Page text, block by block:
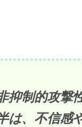
抑制的攻撃
は、不信感